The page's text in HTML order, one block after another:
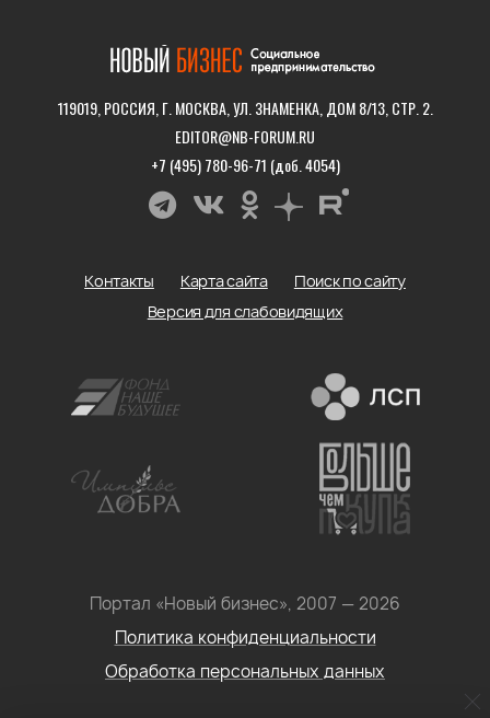
119019, РОССИЯ, Г. МОСКВА, УЛ. ЗНАМЕНКА, ДОМ 8/13, СТР. 2.
EDITOR@NB-FORUM.RU
+7 (495) 780-96-71 (доб. 4054)
Портал «Новый бизнес», 2007 — 2026
Политика конфиденциальности
Обработка персональных данных
Контакты Карта сайта
Поиск по сайту
Версия для слабовидящих